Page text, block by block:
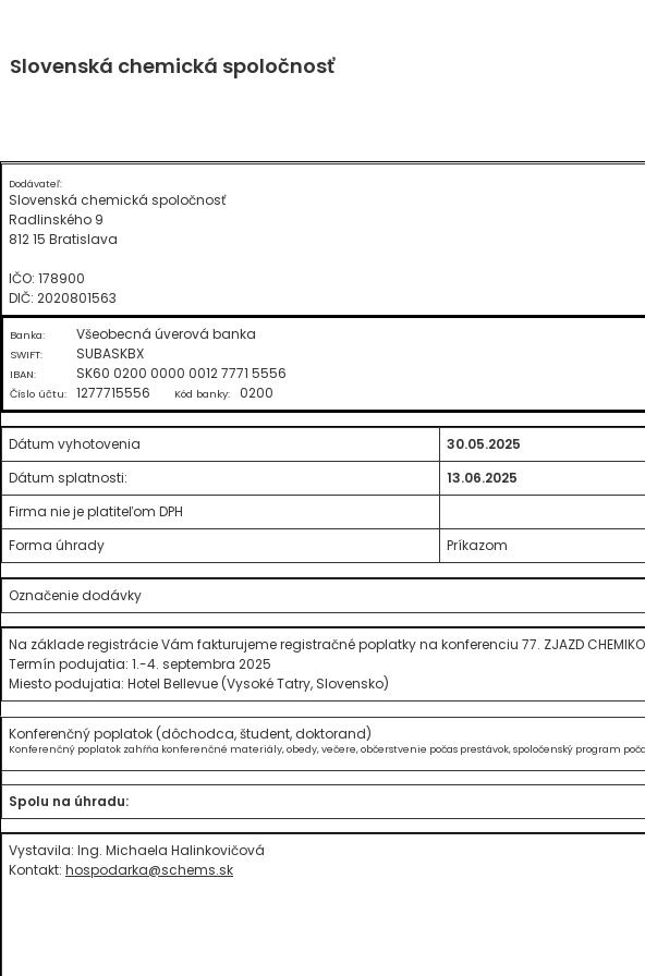
to
Slovenská chemická spoločnosť
Dodávateľ:
Slovenská chemická spoločnosť
Radlinského 9
812 15 Bratislava
IČO: 178900
DIČ: 2020801563
Banka: Všeobecná úverová banka
SWIFT: SUBASKBX
IBAN: SK60 0200 0000 0012 7771 5556
Číslo účtu: 1277715556 Kód banky: 0200
Dátum vyhotovenia
30.05.2025
Dátum splatnosti:
13.06.2025
Firma nie je platiteľom DPH
Forma úhrady
Príkazom
Označenie dodávky
Na základe registrácie Vám fakturujeme registračné poplatky na konferenciu 77. ZJAZD
Termín podujatia: 1.-4. septembra 2025
Miesto podujatia: Hotel Bellevue (Vysoké Tatry, Slovensko)
Konferenčný poplatok (dôchodca, študent, doktorand)
Konferenčný poplatok zahŕňa konferenčné materiály, obedy, večere, občerstvenie počas prestávok, spoločenský program
Spolu na úhradu:
Vystavila: Ing. Michaela Halinkovičová
Kontakt: hospodarka@schems.sk